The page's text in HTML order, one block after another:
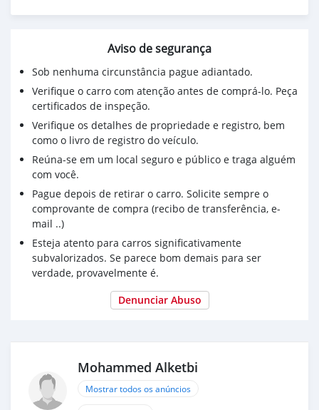
IM Owner's : alketbi4293@gmail.com
Aviso de segurança
Sob nenhuma circunstância pague adiantado.
Verifique o carro com atenção antes de comprá-lo. Peça
certificados de inspeção.
Verifique os detalhes de propriedade e registro, bem
como o livro de registro do veículo.
Reúna-se em um local seguro e público e traga alguém
com você.
Pague depois de retirar o carro. Solicite sempre o
comprovante de compra (recibo de transferência, e-
mail ..)
Esteja atento para carros significativamente
subvalorizados. Se parece bom demais para ser
verdade, provavelmente é.
Denunciar Abuso
Mohammed Alketbi
Mostrar todos os anúncios